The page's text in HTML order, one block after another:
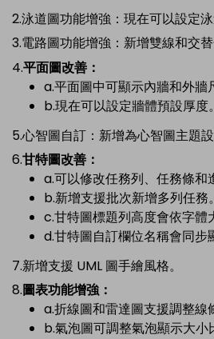
2.泳道圖功能增強：現在可以設定泳
3.電路圖功能增強：新增雙線和交替
4.平面圖改善：
a.平面圖中可顯示內牆和外牆
b.現在可以設定牆體預設厚度。
5.心智圖自訂：新增為心智圖主題設
6.甘特圖改善：
a.可以修改任務列、任務條和
b.新增支援批次新增多列任務。
c.甘特圖標題列高度會依字體
d.甘特圖自訂欄位名稱會同步
7.新增支援 UML 圖手繪風格。
8.圖表功能增強：
a.折線圖和雷達圖支援調整線
b.氣泡圖可調整氣泡顯示大小